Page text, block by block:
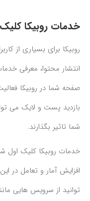
خدمات روبیکا
روبیکا برای بسیاری از
انتشار محتوا، معرفی
صفحه شما در روبیکا
بازدید پست و لایک می
شما تاثیر بگذارند.
خدمات روبیکا کلیک اول
افزایش آمار و تعامل در
توانید از سرویس هایی